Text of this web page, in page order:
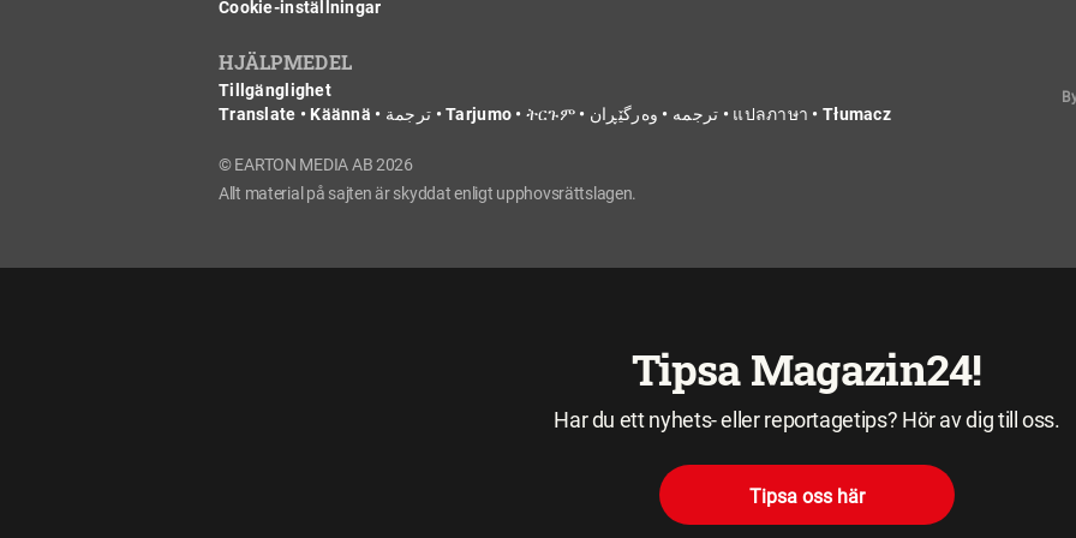
Cookie-inställningar
HJÄLPMEDEL
Tillgänglighet
Translate • Käännä • ترجمة • Tarjumo • ትርጉም • ترجمه • وەرگێڕان • แปลภาษา • Tłumacz
© EARTON MEDIA AB 2026
Allt material på sajten är skyddat enligt upphovsrättslagen.
Tipsa Magazin24!
Har du ett nyhets- eller reportagetips? Hör av dig till oss.
Tipsa oss här